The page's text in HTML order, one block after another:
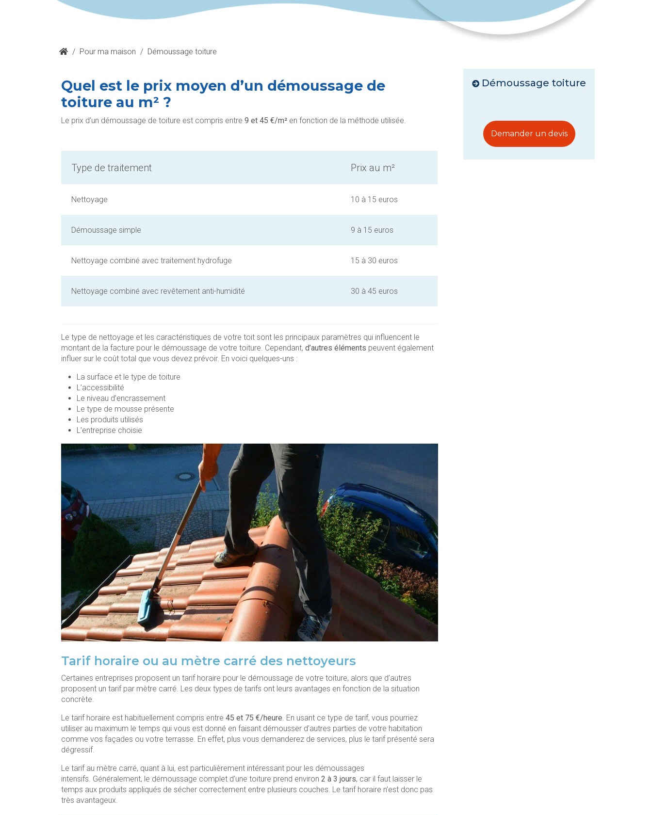
/ Pour ma maison / Démoussage toiture
Quel est le prix moyen d’un démoussage de
toiture au m² ?
Le prix d’un démoussage de toiture est compris entre 9 et 45 €/m² en fonction de la méthode utilisée.
Type de traitement Prix au m²
Nettoyage 10 à 15 euros
Démoussage simple 9 à 15 euros
Nettoyage combiné avec traitement hydrofuge 15 à 30 euros
Nettoyage combiné avec revêtement anti-humidité 30 à 45 euros
Le type de nettoyage et les caractéristiques de votre toit sont les principaux paramètres qui influencent le
montant de la facture pour le démoussage de votre toiture. Cependant, d’autres éléments peuvent également
influer sur le coût total que vous devez prévoir. En voici quelques-uns :
La surface et le type de toiture
L’accessibilité
Le niveau d’encrassement
Le type de mousse présente
Les produits utilisés
L’entreprise choisie
Tarif horaire ou au mètre carré des nettoyeurs
Certaines entreprises proposent un tarif horaire pour le démoussage de votre toiture, alors que d’autres
proposent un tarif par mètre carré. Les deux types de tarifs ont leurs avantages en fonction de la situation
concrète.
Le tarif horaire est habituellement compris entre 45 et 75 €/heure. En usant ce type de tarif, vous pourriez
utiliser au maximum le temps qui vous est donné en faisant démousser d’autres parties de votre habitation
comme vos façades ou votre terrasse. En effet, plus vous demanderez de services, plus le tarif présenté sera
dégressif.
Le tarif au mètre carré, quant à lui, est particulièrement intéressant pour les démoussages
intensifs. Généralement, le démoussage complet d’une toiture prend environ 2 à 3 jours, car il faut laisser le
temps aux produits appliqués de sécher correctement entre plusieurs couches. Le tarif horaire n’est donc pas
très avantageux.
Démoussage toiture
Demander un devis